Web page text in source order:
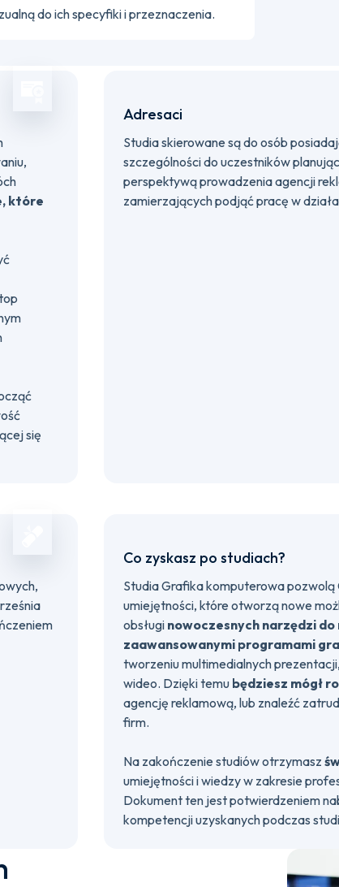
do ich specyfiki i przeznaczenia.
które
się
Adresaci
Studia skierowane są do osób
szczególności do uczestników
perspektywą prowadzenia agencji
zamierzających podjąć pracę w
Co zyskasz po studiach?
Studia Grafika komputerowa
umiejętności, które otworzą nowe
obsługi nowoczesnych narzędzi
zaawansowanymi programami
tworzeniu multimedialnych
wideo. Dzięki temu będziesz mógł
agencję reklamową, lub znaleźć
firm.
Na zakończenie studiów otrzymasz
umiejętności i wiedzy w zakresie
Dokument ten jest potwierdzeniem
kompetencji uzyskanych podczas